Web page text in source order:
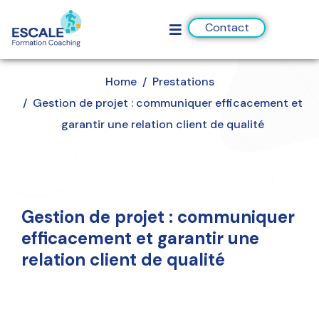
Contact
Home
Prestations
Gestion de projet : communiquer efficacement et
garantir une relation client de qualité
Gestion de projet : communiquer
efficacement et garantir une
relation client de qualité